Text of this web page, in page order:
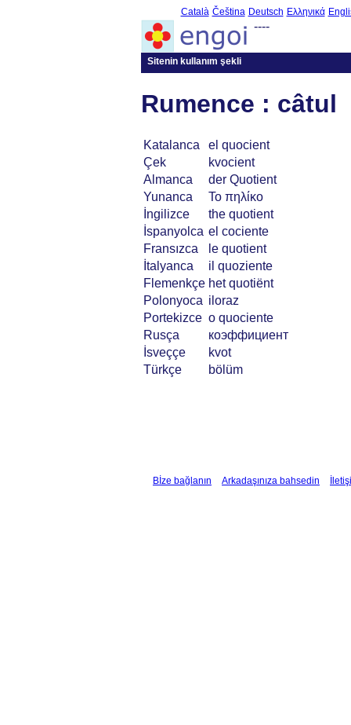
Català Čeština Deutsch Ελληνικά
----
Sitenin kullanım şekli
Rumence : câtul
Katalanca
el quocient
Çek
kvocient
Almanca
der Quotient
Yunanca
Το πηλίκο
İngilizce
the quotient
İspanyolca el cociente
Fransızca
le quotient
İtalyanca
il quoziente
Flemenkçe het quotiënt
Polonyoca iloraz
Portekizce o quociente
Rusça
коэффициент
İsveççe
kvot
Türkçe
bölüm
Bİze bağlanın Arkadaşınıza bahsedin